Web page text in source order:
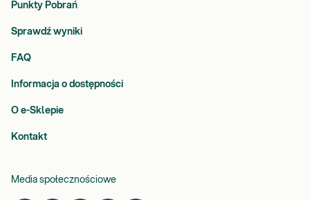
Punkty Pobrań
Sprawdź wyniki
FAQ
Informacja o dostępności
O e-Sklepie
Kontakt
Media społecznościowe